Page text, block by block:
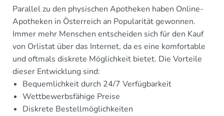
Parallel zu den physischen Apotheken haben Online-
Apotheken in Österreich an Popularität gewonnen.
Immer mehr Menschen entscheiden sich für den Kauf
von Orlistat über das Internet, da es eine komfortable
und oftmals diskrete Möglichkeit bietet. Die Vorteile
dieser Entwicklung sind:
Bequemlichkeit durch 24/7 Verfügbarkeit
Wettbewerbsfähige Preise
Diskrete Bestellmöglichkeiten